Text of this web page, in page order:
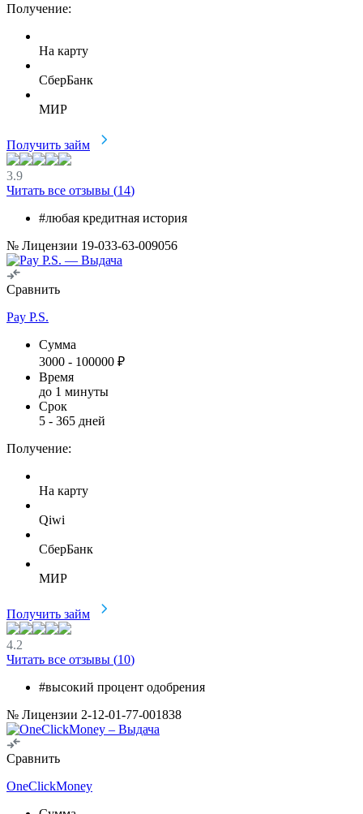
Получение:
На карту
СберБанк
МИР
Получить займ
3.9
Читать все отзывы (14)
#любая кредитная история
№ Лицензии 19-033-63-009056
Сравнить
Pay P.S.
Сумма
3000 - 100000 ₽
Время
до 1 минуты
Срок
5 - 365 дней
Получение:
На карту
Qiwi
СберБанк
МИР
Получить займ
4.2
Читать все отзывы (10)
#высокий процент одобрения
№ Лицензии 2-12-01-77-001838
Сравнить
OneClickMoney